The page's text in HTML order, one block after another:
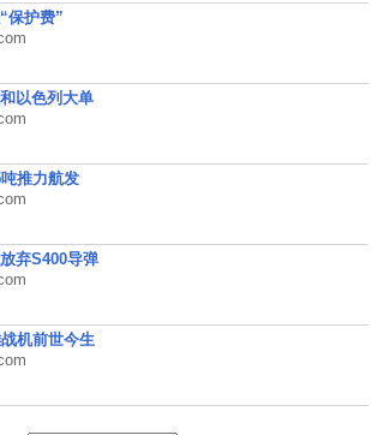
保护费”
以色列大单
推力航发
弃S400导弹
机前世今生